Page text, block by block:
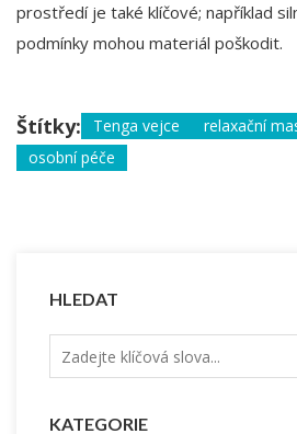
HLEDAT
KATEGORIE
prostředí je také klíčové; například
podmínky mohou materiál poškodit.
Štítky: Tenga vejce relaxační
osobní péče